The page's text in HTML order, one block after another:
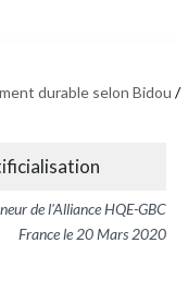
durable selon Bidou /
de l'Alliance HQE-GBC
France le 20 Mars 2020